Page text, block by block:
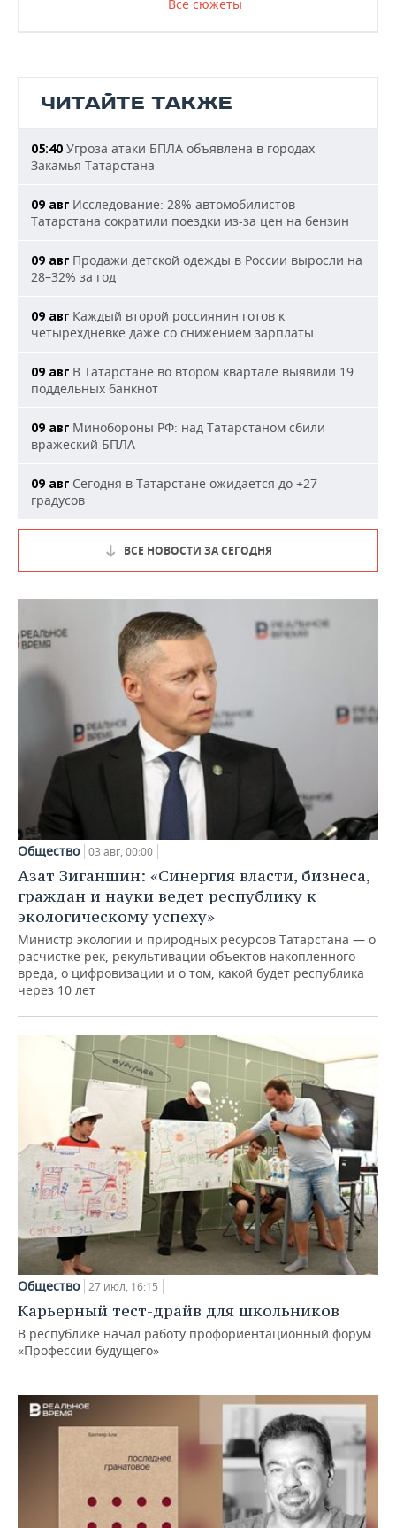
Все сюжеты
ЧИТАЙТЕ ТАКЖЕ
05:40 Угроза атаки БПЛА объявлена в городах
Закамья Татарстана
09 авг Исследование: 28% автомобилистов
Татарстана сократили поездки из-за цен на бензин
09 авг Продажи детской одежды в России выросли на
28–32% за год
09 авг Каждый второй россиянин готов к
четырехдневке даже со снижением зарплаты
09 авг В Татарстане во втором квартале выявили 19
поддельных банкнот
09 авг Минобороны РФ: над Татарстаном сбили
вражеский БПЛА
09 авг Сегодня в Татарстане ожидается до +27
градусов
ВСЕ НОВОСТИ ЗА СЕГОДНЯ
Общество 03 авг, 00:00
Азат Зиганшин: «Синергия власти, бизнеса,
граждан и науки ведет республику к
экологическому успеху»
Министр экологии и природных ресурсов Татарстана — о
расчистке рек, рекультивации объектов накопленного
вреда, о цифровизации и о том, какой будет республика
через 10 лет
Общество 27 июл, 16:15
Карьерный тест-драйв для школьников
В республике начал работу профориентационный форум
«Профессии будущего»